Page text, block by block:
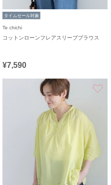
タイムセール対象
Te chichi
コットンローンフレアスリーブブラウス
¥7,590